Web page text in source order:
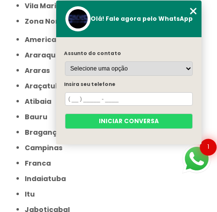
Vila Maria
Zona Norte
Americana
Araraquara
Araras
Araçatuba
Atibaia
Bauru
Bragança Paulista
Campinas
Franca
Indaiatuba
Itu
Jaboticabal
1
Olá! Fale agora pelo WhatsApp
Assunto do contato
Insira seu telefone
INICIAR CONVERSA